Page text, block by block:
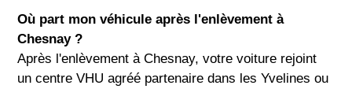
Où part mon véhicule après l'enlèvement à
Chesnay ?
Après l'enlèvement à Chesnay, votre voiture rejoint
un centre VHU agréé partenaire dans les Yvelines ou